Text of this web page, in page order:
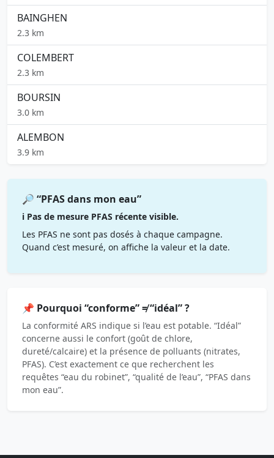
BAINGHEN
2.3 km
COLEMBERT
2.3 km
BOURSIN
3.0 km
ALEMBON
3.9 km
🔎 “PFAS dans mon eau”
ℹ️ Pas de mesure PFAS récente visible.
Les PFAS ne sont pas dosés à chaque campagne.
Quand c’est mesuré, on affiche la valeur et la date.
📌 Pourquoi “conforme” ≠ “idéal” ?
La conformité ARS indique si l’eau est potable. “Idéal”
concerne aussi le confort (goût de chlore,
dureté/calcaire) et la présence de polluants (nitrates,
PFAS). C’est exactement ce que recherchent les
requêtes “eau du robinet”, “qualité de l’eau”, “PFAS dans
mon eau”.